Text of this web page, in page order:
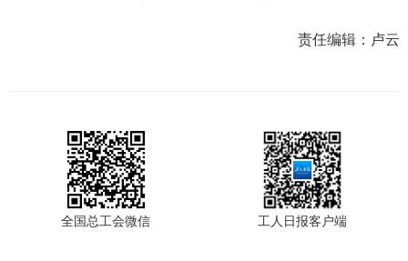
责任编辑： 卢云
全国总工会微信 工人日报客户端